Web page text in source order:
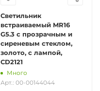
Светильник
встраиваемый MR16
G5.3 с прозрачным и
сиреневым стеклом,
золото, с лампой,
CD2121
Много
Арт.: 00-00144044